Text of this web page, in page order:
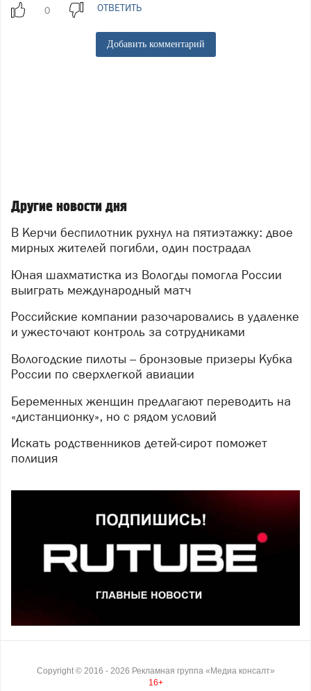
ОТВЕТИТЬ
Добавить комментарий
Другие новости дня
В Керчи беспилотник рухнул на пятиэтажку: двое
мирных жителей погибли, один пострадал
Юная шахматистка из Вологды помогла России
выиграть международный матч
Российские компании разочаровались в удаленке
и ужесточают контроль за сотрудниками
Вологодские пилоты – бронзовые призеры Кубка
России по сверхлегкой авиации
Беременных женщин предлагают переводить на
«дистанционку», но с рядом условий
Искать родственников детей-сирот поможет
полиция
Copyright © 2016 - 2026 Рекламная группа «Медиа консалт»
16+